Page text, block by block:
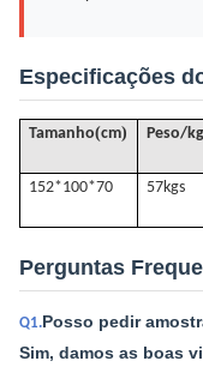
Especificações
Tamanho(cm) Peso/kg
152*100*70 57kgs
Perguntas
Q1.Posso pedir
Sim, damos as boas